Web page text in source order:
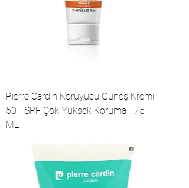
Pierre Cardin Koruyucu Güneş Kremi
50+ SPF Çok Yüksek Koruma - 75
ML